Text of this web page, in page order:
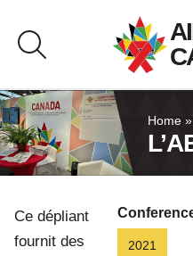
content
About AIDS Canada
Resource Hub
Canada Pavilion
Home »
2021
Ce dépliant
fournit des